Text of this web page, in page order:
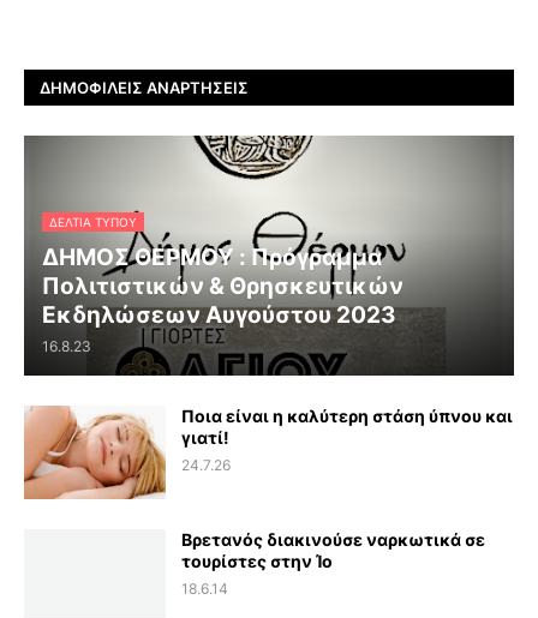
ΔΗΜΟΦΙΛΕΊΣ ΑΝΑΡΤΉΣΕΙΣ
ΔΕΛΤΊΑ ΤΎΠΟΥ
ΔΗΜΟΣ ΘΕΡΜΟΥ : Πρόγραμμα
Πολιτιστικών & Θρησκευτικών
Εκδηλώσεων Αυγούστου 2023
16.8.23
Ποια είναι η καλύτερη στάση ύπνου και
γιατί!
24.7.26
Βρετανός διακινούσε ναρκωτικά σε
τουρίστες στην Ίο
18.6.14